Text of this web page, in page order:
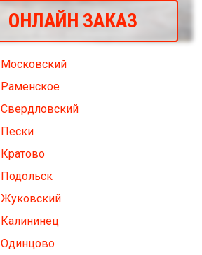
ОНЛАЙН ЗАКАЗ
Московский
Раменское
Свердловский
Пески
Кратово
Подольск
Жуковский
Калининец
Одинцово